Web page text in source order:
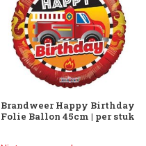
Brandweer Happy Birthday
Folie Ballon 45cm | per stuk